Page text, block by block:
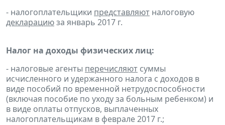
- налогоплательщики представляют налоговую
декларациюза январь 2017 г.
Налог на доходы физических лиц:
- налоговые агенты перечисляют суммы
исчисленного и удержанного налога с доходов в
виде пособий по временной нетрудоспособности
(включая пособие по уходу за больным ребенком) и
в виде оплаты отпусков, выплаченных
налогоплательщикам в феврале 2017 г.;